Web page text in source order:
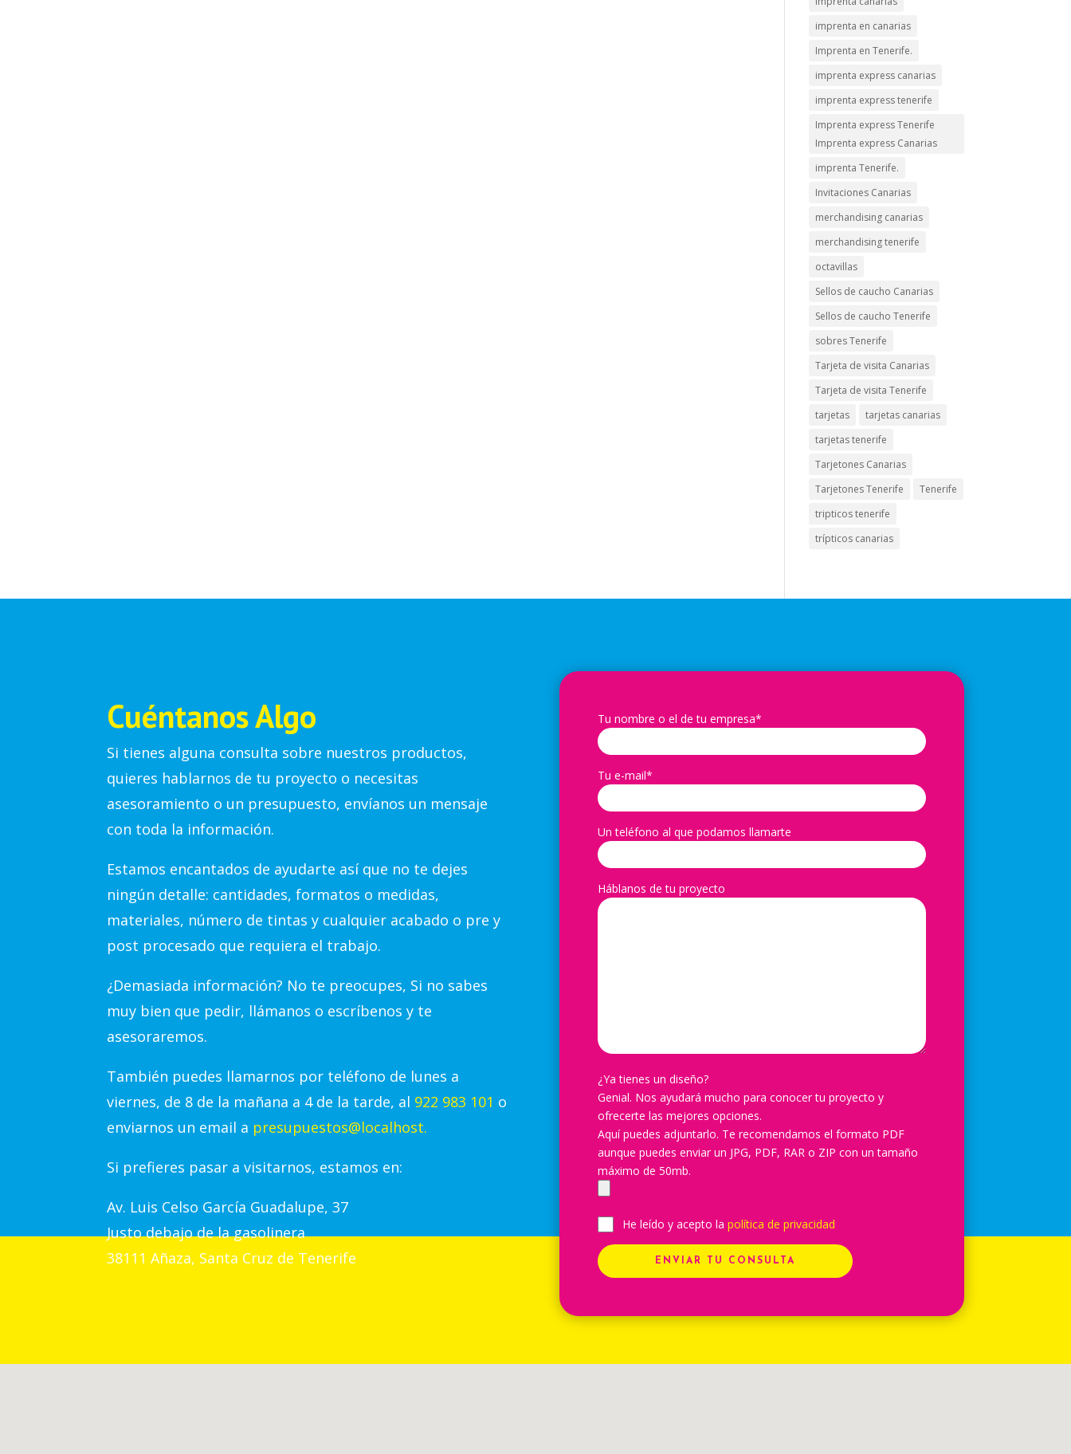
imprenta en canarias
Imprenta en Tenerife.
imprenta express canarias
imprenta express tenerife
Imprenta express Tenerife
Imprenta express Canarias
imprenta Tenerife.
Invitaciones Canarias
merchandising canarias
merchandising tenerife
octavillas
Sellos de caucho Canarias
Sellos de caucho Tenerife
sobres Tenerife
Tarjeta de visita Canarias
Tarjeta de visita Tenerife
tarjetas
tarjetas canarias
tarjetas tenerife
Tarjetones Canarias
Tarjetones Tenerife
Tenerife
tripticos tenerife
trípticos canarias
Cuéntanos Algo
Si tienes alguna consulta sobre nuestros productos,
quieres hablarnos de tu proyecto o necesitas
asesoramiento o un presupuesto, envíanos un mensaje
con toda la información.
Estamos encantados de ayudarte así que no te dejes
ningún detalle: cantidades, formatos o medidas,
materiales, número de tintas y cualquier acabado o pre y
post procesado que requiera el trabajo.
¿Demasiada información? No te preocupes, Si no sabes
muy bien que pedir, llámanos o escríbenos y te
asesoraremos.
También puedes llamarnos por teléfono de lunes a
viernes, de 8 de la mañana a 4 de la tarde, al 922 983 101 o
enviarnos un email a presupuestos@localhost.
Si prefieres pasar a visitarnos, estamos en:
Av. Luis Celso García Guadalupe, 37
Justo debajo de la gasolinera
38111 Añaza, Santa Cruz de Tenerife
Tu nombre o el de tu empresa*
Tu e-mail*
Un teléfono al que podamos llamarte
Háblanos de tu proyecto
¿Ya tienes un diseño?
Genial. Nos ayudará mucho para conocer tu proyecto y
ofrecerte las mejores opciones.
Aquí puedes adjuntarlo. Te recomendamos el formato PDF
aunque puedes enviar un JPG, PDF, RAR o ZIP con un tamaño
máximo de 50mb.
He leído y acepto la política de privacidad